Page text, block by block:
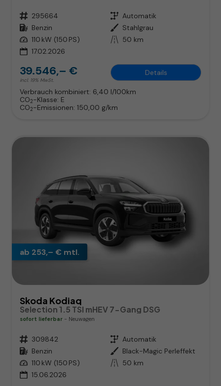
Fahrzeugnr. 295664 Getriebe Automatik
Kraftstoff Benzin Außenfarbe Stahlgrau
Leistung 110 kW (150 PS) Kilometerstand 50 km
17.02.2026
39.546,– €
incl. 19% MwSt.
Details
Verbrauch kombiniert: 6,40 l/100km
CO2-Klasse: E
CO2-Emissionen: 150,00 g/km
ab 253,– € mtl.
Skoda Kodiaq
Selection 1.5 TSI mHEV 7-Gang DSG
sofort lieferbar Neuwagen
Fahrzeugnr. 309842 Getriebe Automatik
Kraftstoff Benzin Außenfarbe Black-Magic Perleffekt
Leistung 110 kW (150 PS) Kilometerstand 50 km
15.06.2026